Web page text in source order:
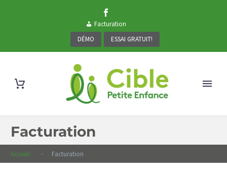
Facturation
DÉMO
ESSAI GRATUIT!
Facturation
Accueil Facturation